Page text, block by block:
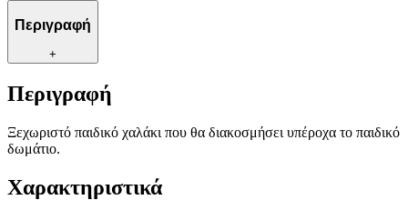
Περιγραφή
+
Περιγραφή
Ξεχωριστό παιδικό χαλάκι που θα διακοσμήσει υπέροχα το παιδικό
δωμάτιο.
Χαρακτηριστικά